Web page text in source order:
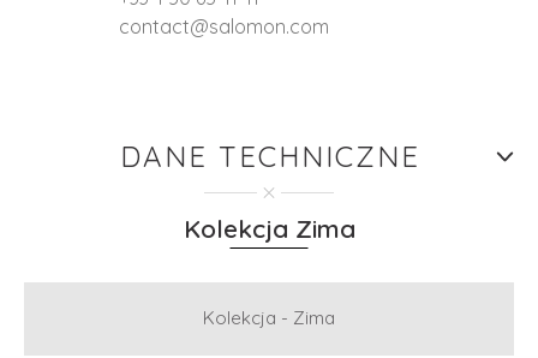
contact@salomon.com
DANE TECHNICZNE
Kolekcja Zima
Kolekcja - Zima